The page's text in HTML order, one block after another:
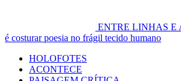
ENTRE LINHAS E
é costurar poesia no frágil tecido humano
Primary
Menu
HOLOFOTES
ACONTECE